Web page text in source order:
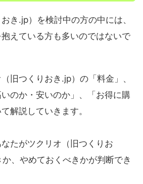
き.jp）を検討中の方の中には、
えている方も多いのではないで
旧つくりおき.jp）の「料金」、
いのか・安いのか」、「お得に購
解説していきます。
たがツクリオ（旧つくりお
、やめておくべきかが判断でき